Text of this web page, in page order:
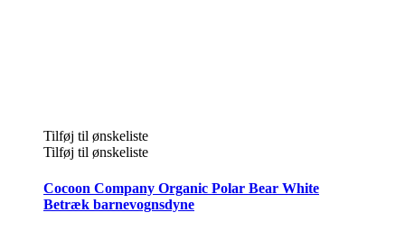
Tilføj til ønskeliste
Tilføj til ønskeliste
Cocoon Company Organic Polar Bear White
Betræk barnevognsdyne